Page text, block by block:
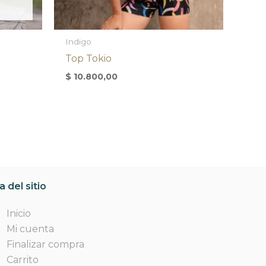
Indigo
Top Tokio
$ 10.800,00
del sitio
Inicio
Mi cuenta
Finalizar compra
Carrito